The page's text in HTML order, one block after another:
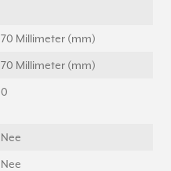
70 Millimeter (mm)
70 Millimeter (mm)
0
Nee
Nee